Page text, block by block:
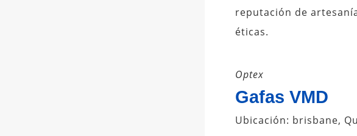
reputación de
éticas.
Optex
Gafas VMD
Ubicación: brisbane,